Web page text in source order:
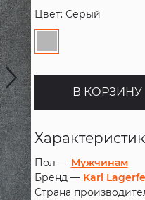
Цвет: Серый
В КОРЗИНУ
Пол — Мужчинам
Бренд — Karl
Страна